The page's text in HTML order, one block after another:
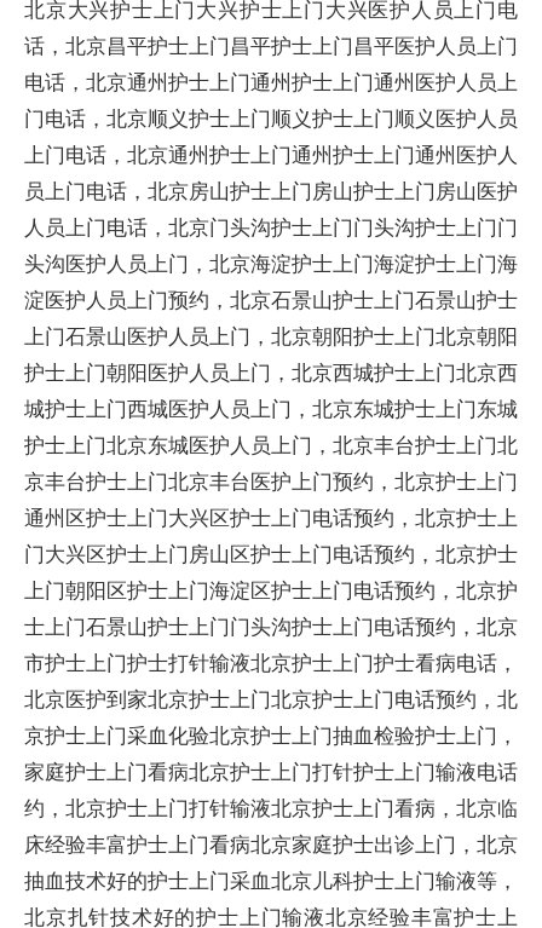
北京大兴护士上门大兴护士上门大兴医护人员上门电
话，北京昌平护士上门昌平护士上门昌平医护人员上门
电话，北京通州护士上门通州护士上门通州医护人员上
门电话，北京顺义护士上门顺义护士上门顺义医护人员
上门电话，北京通州护士上门通州护士上门通州医护人
员上门电话，北京房山护士上门房山护士上门房山医护
人员上门电话，北京门头沟护士上门门头沟护士上门门
头沟医护人员上门，北京海淀护士上门海淀护士上门海
淀医护人员上门预约，北京石景山护士上门石景山护士
上门石景山医护人员上门，北京朝阳护士上门北京朝阳
护士上门朝阳医护人员上门，北京西城护士上门北京西
城护士上门西城医护人员上门，北京东城护士上门东城
护士上门北京东城医护人员上门，北京丰台护士上门北
京丰台护士上门北京丰台医护上门预约，北京护士上门
通州区护士上门大兴区护士上门电话预约，北京护士上
门大兴区护士上门房山区护士上门电话预约，北京护士
上门朝阳区护士上门海淀区护士上门电话预约，北京护
士上门石景山护士上门门头沟护士上门电话预约，北京
市护士上门护士打针输液北京护士上门护士看病电话，
北京医护到家北京护士上门北京护士上门电话预约，北
京护士上门采血化验北京护士上门抽血检验护士上门，
家庭护士上门看病北京护士上门打针护士上门输液电话
约，北京护士上门打针输液北京护士上门看病，北京临
床经验丰富护士上门看病北京家庭护士出诊上门，北京
抽血技术好的护士上门采血北京儿科护士上门输液等，
北京扎针技术好的护士上门输液北京经验丰富护士上